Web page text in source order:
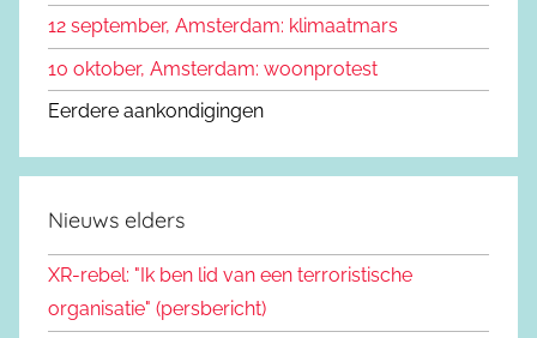
12 september, Amsterdam: klimaatmars
10 oktober, Amsterdam: woonprotest
Eerdere aankondigingen
Nieuws elders
XR-rebel: "Ik ben lid van een terroristische
organisatie" (persbericht)